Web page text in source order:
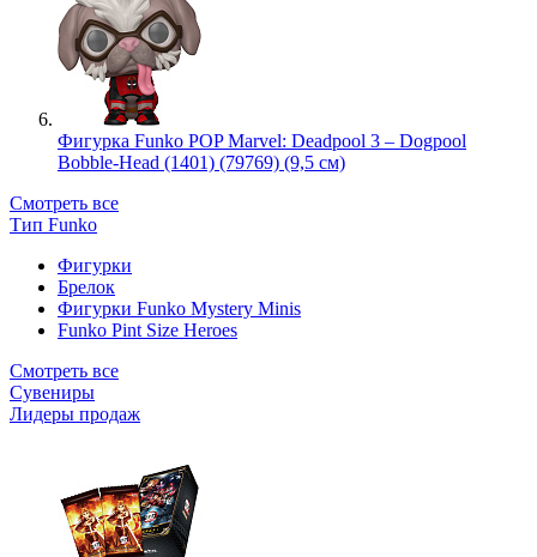
Фигурка Funko POP Marvel: Deadpool 3 – Dogpool
Bobble-Head (1401) (79769) (9,5 см)
Смотреть все
Тип Funko
Фигурки
Брелок
Фигурки Funko Mystery Minis
Funko Pint Size Heroes
Смотреть все
Сувениры
Лидеры продаж